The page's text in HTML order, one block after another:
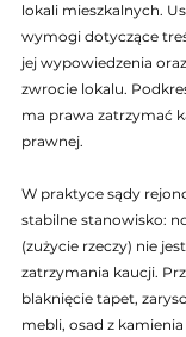
lokali mieszkalnych.
wymogi dotyczące
jej wypowiedzenia
zwrocie lokalu.
ma prawa zatrzymać
prawnej.
W praktyce sądy
stabilne stanowisko:
(zużycie rzeczy) nie
zatrzymania kaucji.
blaknięcie tapet,
mebli, osad z